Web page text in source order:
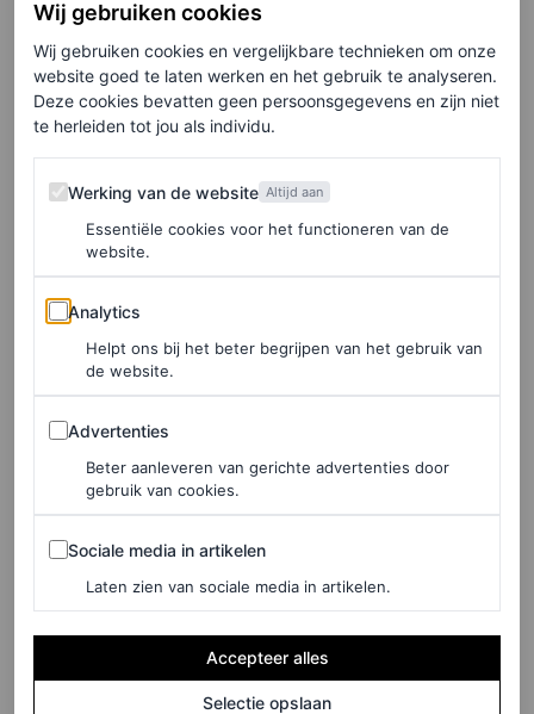
Dit bericht op Instagram bekijken
Een bericht gedeeld door Saskia Fenwick (@saskiafenwick)
Wij gebruiken cookies
Wij gebruiken cookies en vergelijkbare technieken om onze
website goed te laten werken en het gebruik te analyseren.
Deze cookies bevatten geen persoonsgegevens en zijn niet
te herleiden tot jou als individu.
Werking van de website
Werking van de website Altijd aan
Essentiële cookies voor het functioneren van de
website.
Analytics
Analytics
Helpt ons bij het beter begrijpen van het gebruik van
de website.
Advertenties
Advertenties
Beter aanleveren van gerichte advertenties door
gebruik van cookies.
Sociale media in artikelen
Sociale media in artikelen
Laten zien van sociale media in artikelen.
Accepteer alles
Selectie opslaan